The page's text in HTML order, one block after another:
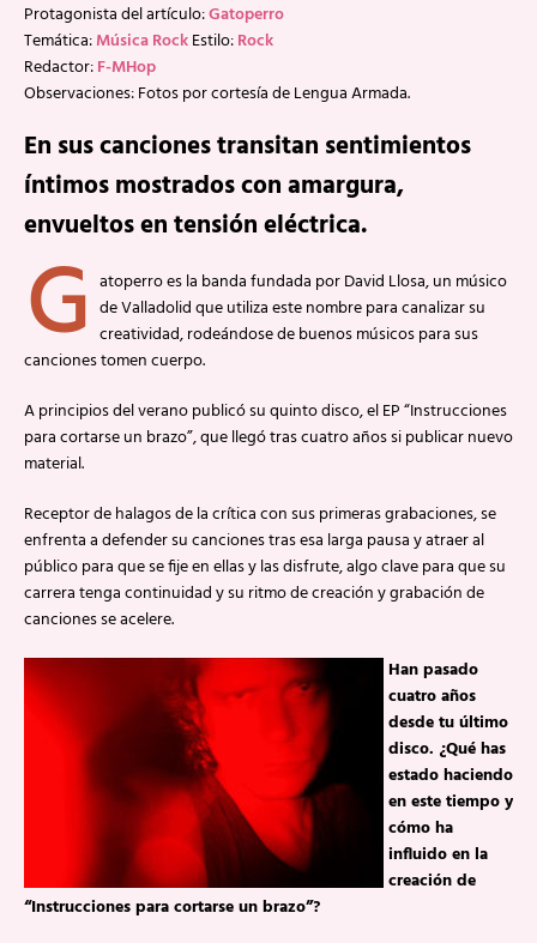
Protagonista del artículo:Gatoperro
Temática:Música RockEstilo:Rock
Redactor:F-MHop
Observaciones: Fotos por cortesía de Lengua Armada.
En sus canciones transitan sentimientos
íntimos mostrados con amargura,
envueltos en tensión eléctrica.
G atoperro es la banda fundada por David Llosa, un músico
de Valladolid que utiliza este nombre para canalizar su
creatividad, rodeándose de buenos músicos para sus
canciones tomen cuerpo.
A principios del verano publicó su quinto disco, el EP “Instrucciones
para cortarse un brazo”, que llegó tras cuatro años si publicar nuevo
material.
Receptor de halagos de la crítica con sus primeras grabaciones, se
enfrenta a defender su canciones tras esa larga pausa y atraer al
público para que se fije en ellas y las disfrute, algo clave para que su
carrera tenga continuidad y su ritmo de creación y grabación de
canciones se acelere.
Han pasado
cuatro años
desde tu último
disco. ¿Qué has
estado haciendo
en este tiempo y
cómo ha
influido en la
creación de
“Instrucciones para cortarse un brazo”?